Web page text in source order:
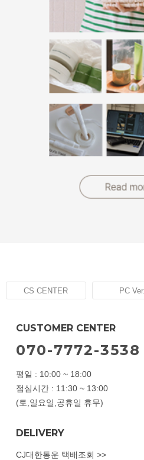
CS CENTER PC Ver.
CUSTOMER CENTER
070-7772-3538
평일 : 10:00 ~ 18:00
점심시간 : 11:30 ~ 13:00
(토,일요일,공휴일 휴무)
DELIVERY
CJ대한통운 택배조회 >>